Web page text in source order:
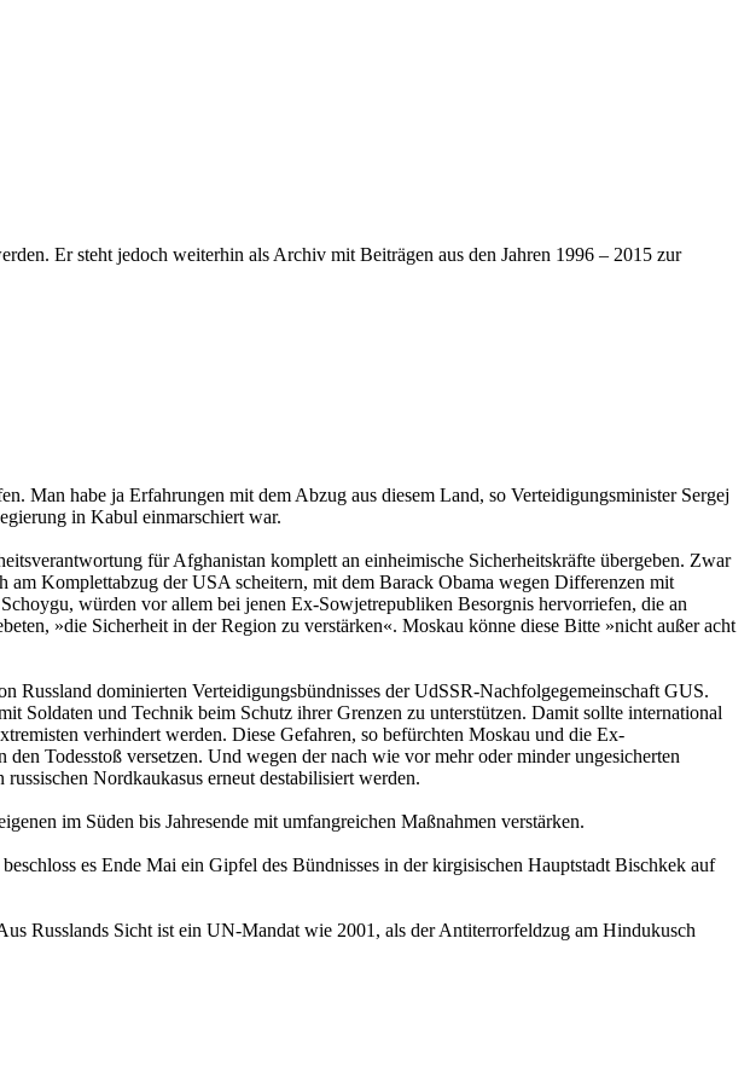
Er steht jedoch weiterhin als Archiv mit Beiträgen aus den Jahren 1996 – 2015 zur
Man habe ja Erfahrungen mit dem Abzug aus diesem Land, so Verteidigungsminister Sergej
in Kabul einmarschiert war.
für Afghanistan komplett an einheimische Sicherheitskräfte übergeben. Zwar
Komplettabzug der USA scheitern, mit dem Barack Obama wegen Differenzen mit
würden vor allem bei jenen Ex-Sowjetrepubliken Besorgnis hervorriefen, die an
»die Sicherheit in der Region zu verstärken«. Moskau könne diese Bitte »nicht außer acht
dominierten Verteidigungsbündnisses der UdSSR-Nachfolgegemeinschaft GUS.
Soldaten und Technik beim Schutz ihrer Grenzen zu unterstützen. Damit sollte international
verhindert werden. Diese Gefahren, so befürchten Moskau und die Ex-
Todesstoß versetzen. Und wegen der nach wie vor mehr oder minder ungesicherten
Nordkaukasus erneut destabilisiert werden.
im Süden bis Jahresende mit umfangreichen Maßnahmen verstärken.
es Ende Mai ein Gipfel des Bündnisses in der kirgisischen Hauptstadt Bischkek auf
Russlands Sicht ist ein UN-Mandat wie 2001, als der Antiterrorfeldzug am Hindukusch